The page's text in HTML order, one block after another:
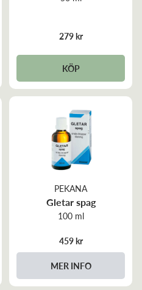
279 kr
KÖP
PEKANA
Gletar spag
100 ml
459 kr
MER INFO